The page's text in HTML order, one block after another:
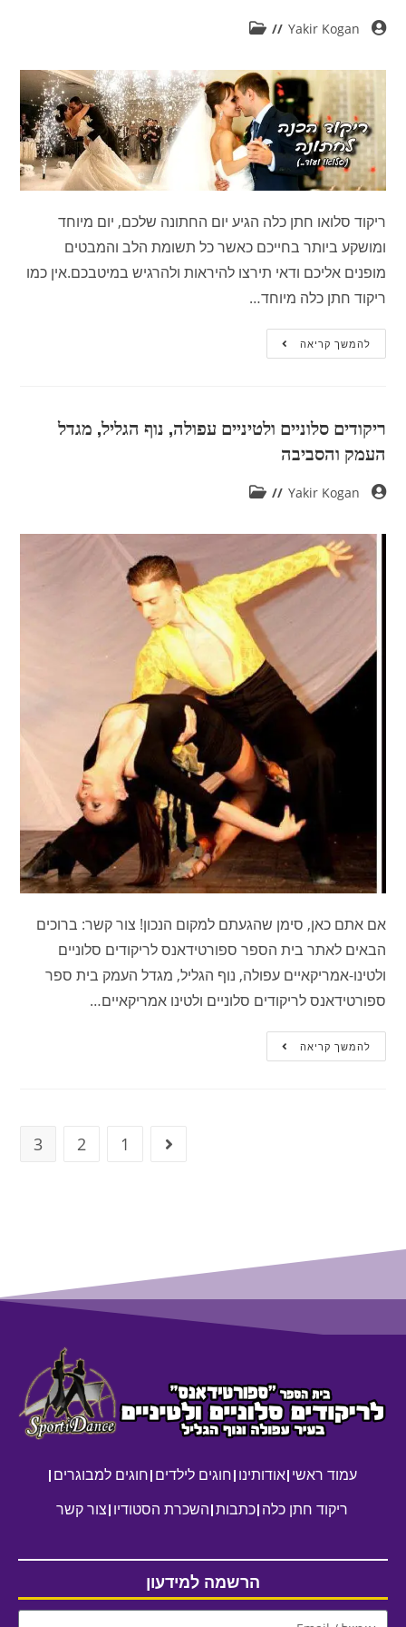
Yakir Kogan
ריקוד סלואו חתן כלה הגיע יום החתונה שלכם, יום מיוחד
ומושקע ביותר בחייכם כאשר כל תשומת הלב והמבטים
מופנים אליכם ודאי תירצו להיראות ולהרגיש במיטבכם.אין כמו
ריקוד חתן כלה מיוחד…
להמשך קריאה
ריקודים סלוניים ולטיניים עפולה, נוף הגליל, מגדל
העמק והסביבה
Yakir Kogan
אם אתם כאן, סימן שהגעתם למקום הנכון! צור קשר: ברוכים
הבאים לאתר בית הספר ספורטידאנס לריקודים סלוניים
ולטינו-אמריקאיים עפולה, נוף הגליל, מגדל העמק בית ספר
ספורטידאנס לריקודים סלוניים ולטינו אמריקאיים…
להמשך קריאה
1
2
3
עמוד ראשי אודותינו חוגים לילדים חוגים למבוגרים
ריקוד חתן כלה כתבות השכרת הסטודיו צור קשר
הרשמה למידעון